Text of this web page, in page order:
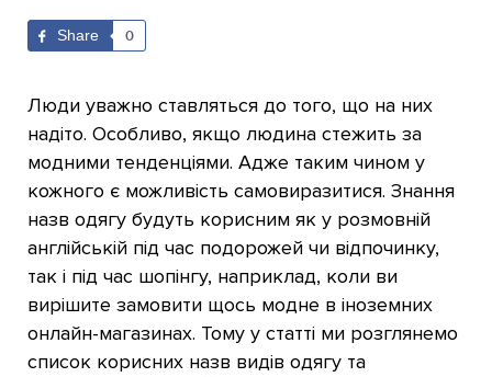
Share 0
Люди уважно ставляться до того, що на них
надіто. Особливо, якщо людина стежить за
модними тенденціями. Адже таким чином у
кожного є можливість самовиразитися. Знання
назв одягу будуть корисним як у розмовній
англійській під час подорожей чи відпочинку,
так і під час шопінгу, наприклад, коли ви
вирішите замовити щось модне в іноземних
онлайн-магазинах. Тому у статті ми розглянемо
список корисних назв видів одягу та